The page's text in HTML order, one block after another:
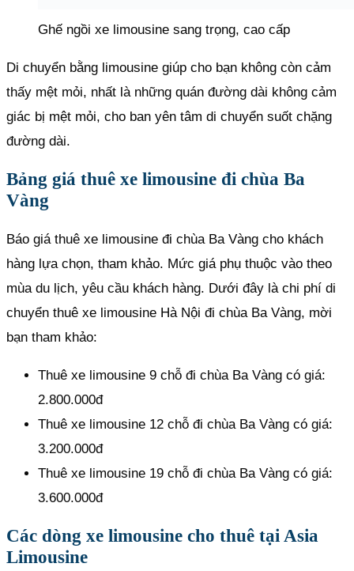
Ghế ngồi xe limousine sang trọng, cao cấp
Di chuyển bằng limousine giúp cho bạn không còn cảm
thấy mệt mỏi, nhất là những quán đường dài không cảm
giác bị mệt mỏi, cho ban yên tâm di chuyển suốt chặng
đường dài.
Bảng giá thuê xe limousine đi chùa Ba
Vàng
Báo giá thuê xe limousine đi chùa Ba Vàng cho khách
hàng lựa chọn, tham khảo. Mức giá phụ thuộc vào theo
mùa du lịch, yêu cầu khách hàng. Dưới đây là chi phí di
chuyển thuê xe limousine Hà Nội đi chùa Ba Vàng, mời
bạn tham khảo:
​Thuê xe limousine 9 chỗ đi chùa Ba Vàng có giá:
2.800.000đ
Thuê xe limousine 12 chỗ đi chùa Ba Vàng có giá:
3.200.000đ
Thuê xe limousine 19 chỗ đi chùa Ba Vàng có giá:
3.600.000đ
Các dòng xe limousine cho thuê tại Asia
Limousine